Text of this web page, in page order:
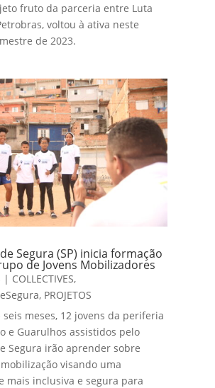
fruto da parceria entre Luta
voltou à ativa neste
de 2023.
Segura (SP) inicia formação
de Jovens Mobilizadores
| COLLECTIVES,
, PROJETOS
seis meses, 12 jovens da periferia
e Guarulhos assistidos pelo
Segura irão aprender sobre
visando uma
mais inclusiva e segura para